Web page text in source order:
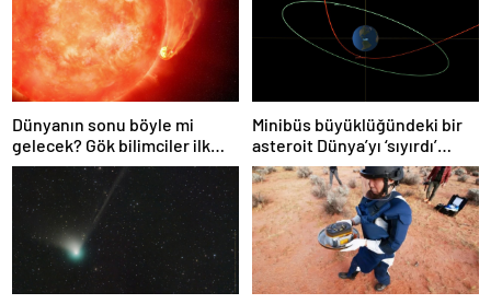
Dünyanın sonu böyle mi
gelecek? Gök bilimciler ilk
kez sönen yıldızın gezegeni
yutmasına tanık oldu
Minibüs büyüklüğündeki bir
asteroit Dünya’yı ‘sıyırdı’
geçti